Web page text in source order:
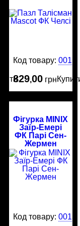
Код товару:
829,00 грн
Фігурка MINIX
Заїр-Емері
ФК Парі Сен-
Жермен
Код товару: